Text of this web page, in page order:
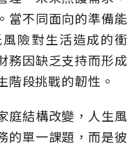
當不同面向的準備能
險對生活造成的衝
務因缺乏支持而形成
階段挑戰的韌性。
庭結構改變，人生風
的單一課題，而是彼